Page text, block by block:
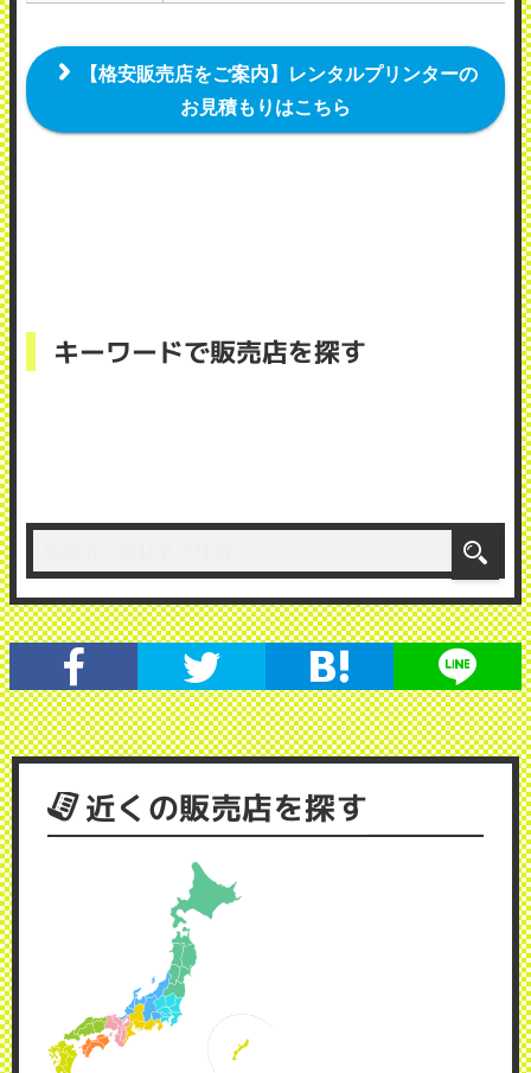
【格安販売店をご案内】レンタルプリンターの
お見積もりはこちら
キーワードで販売店を探す
近くの販売店を探す